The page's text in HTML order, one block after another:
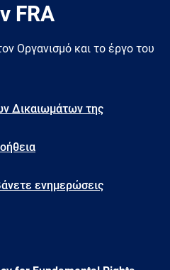
FRA
Oργανισμό και το έργο του
Δικαιωμάτων της
ενημερώσεις